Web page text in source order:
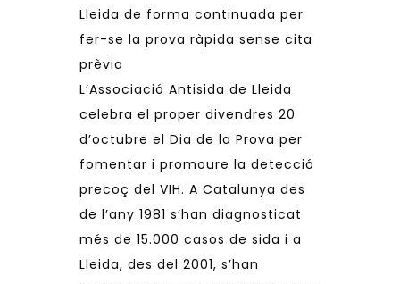
Lleida de forma continuada per
fer-se la prova ràpida sense cita
prèvia
L’Associació Antisida de Lleida
celebra el proper divendres 20
d’octubre el Dia de la Prova per
fomentar i promoure la detecció
precoç del VIH. A Catalunya des
de l’any 1981 s’han diagnosticat
més de 15.000 casos de sida i a
Lleida, des del 2001, s’han